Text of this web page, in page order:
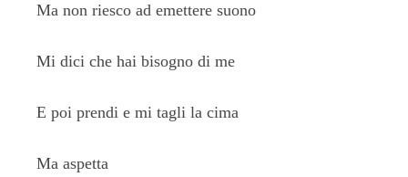
Ma non riesco ad emettere suono
Mi dici che hai bisogno di me
E poi prendi e mi tagli la cima
Ma aspetta